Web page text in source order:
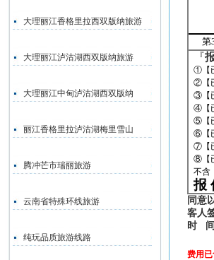
大理丽江香格里拉西双版纳旅游
大理丽江泸沽湖西双版纳旅游
大理丽江中甸泸沽湖西双版纳
丽江香格里拉泸沽湖梅里雪山
腾冲芒市瑞丽旅游
云南省特殊环线旅游
纯玩品质旅游线路
第
『
①【
②【
③【
④【
⑤【
⑥【
⑦【
⑧【
不含
报
同意
客人
时
间
费用已